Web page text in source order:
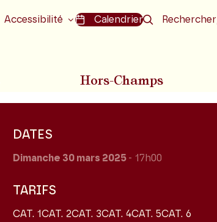
Accessibilité Calendrier Rechercher
Hors-Champs
DATES
Dimanche 30 mars 2025 - 17h00
TARIFS
CAT. 1CAT. 2CAT. 3CAT. 4CAT. 5CAT. 6